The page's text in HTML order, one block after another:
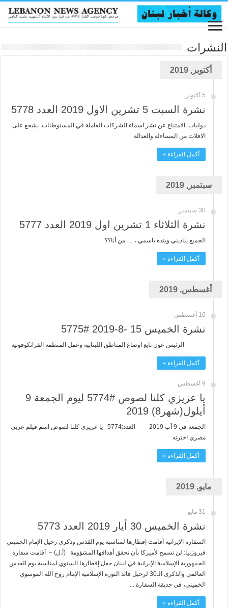
النشرات
أكتوبر, 2019
5 أكتوبر
نشرة السبت 5 تشرين الاول 2019 العدد 5778
دوليات: الامتناع عن نشر اسماء الشركات العاملة في المستوطنات يشجع على
الافلات من المساءلة والعدالة
أكمل القراءة »
سبتمبر, 2019
30 سبتمبر
نشرة الثلاثاء 1 تشرين اول 2019 العدد 5777
الجميع يناديني وينده باسمي ، … من أنا؟؟
أكمل القراءة »
أغسطس, 2019
16 أغسطس
نشرة الخميس 15 -8-2019 #5775
الرئيس عون تابع اوضاع المناطق اللبنانية وعمل المنظمة الفرانكوفونية
أكمل القراءة »
9 أغسطس
يا عزيزي كلنا لصوص #5774 ليوم الجمعة 9
أيلول(شهر8) 2019
الجمعة في 9 آب 2019 العدد:5774 يا عزيزي كلنا لصوص اسم فيلم عربي
مصري اخترته
أكمل القراءة »
مايو, 2019
31 مايو
نشرة الخميس 30 أيار 2019 العدد 5773
السفارة الايرانية أقامت إفطارها لمناسبة يوم القدس وذكرى رحيل الإمام الخميني
فيروزنيا: لن نسمح لأميركا بأن تحقق أهدافها المشؤومة (أ.ل) – أقامت سفارة
الجمهورية الإسلامية الإيرانية في لبنان حفل إفطارها السنوي لمناسبة يوم القدس
العالمي والذكرى الـ30 لرحيل قائد الثورة الإسلامية الإمام روح الله الموسوي
الخميني، في حديقة السفارة ...
أكمل القراءة »